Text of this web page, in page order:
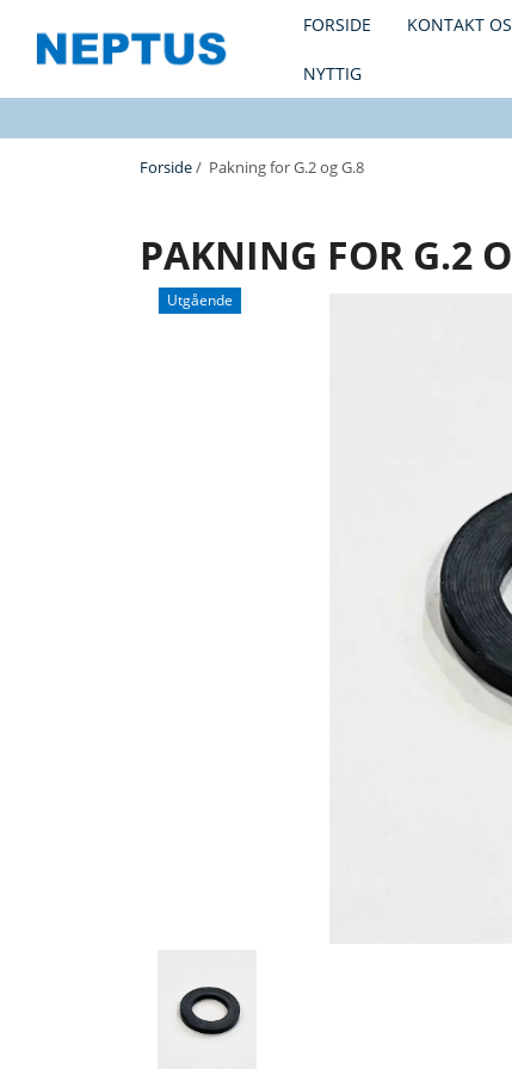
FORSIDE KONTAKT
NYTTIG
Forside/ Pakning for G.2 og G.8
PAKNING FOR G.2
Utgående